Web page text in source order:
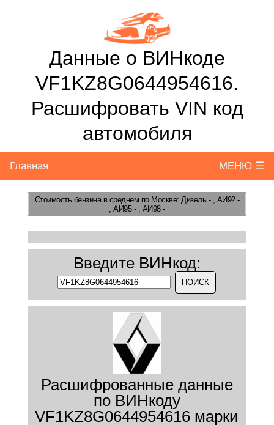
Данные о ВИНкоде
VF1KZ8G0644954616.
Расшифровать VIN код
автомобиля
Главная МЕНЮ ☰
Стоимость бензинав среднем по Москве: Дизель - , АИ92 -
, АИ95 - , АИ98 -
Введите ВИНкод:
Расшифрованные данные
по ВИНкоду
VF1KZ8G0644954616 марки